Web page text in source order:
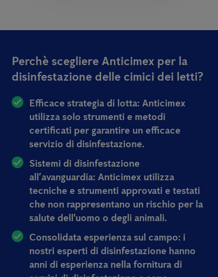
Perchè scegliere Anticimex per la
disinfestazione delle cimici dei letti?
Efficace strategia di lotta: Anticimex
utilizza solo strumenti e metodi
certificati per garantire un efficace
servizio di disinfestazione.
Sistemi di disinfestazione
all’avanguardia: Anticimex utilizza
tecniche e strumenti approvati e testati
che non rappresentano un rischio per la
salute dell'uomo o degli animali.
Consolidata esperienza sul campo: i
nostri esperti di disinfestazione hanno
anni di esperienza nella fornitura di